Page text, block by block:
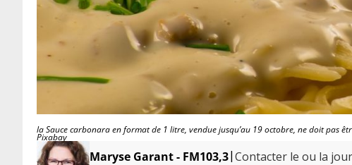
la Sauce carbonara en format de 1 litre, vendue jusqu’au 19 octobre, ne doit pas
Pixabay
Maryse Garant - FM103,3|Contacter le ou la